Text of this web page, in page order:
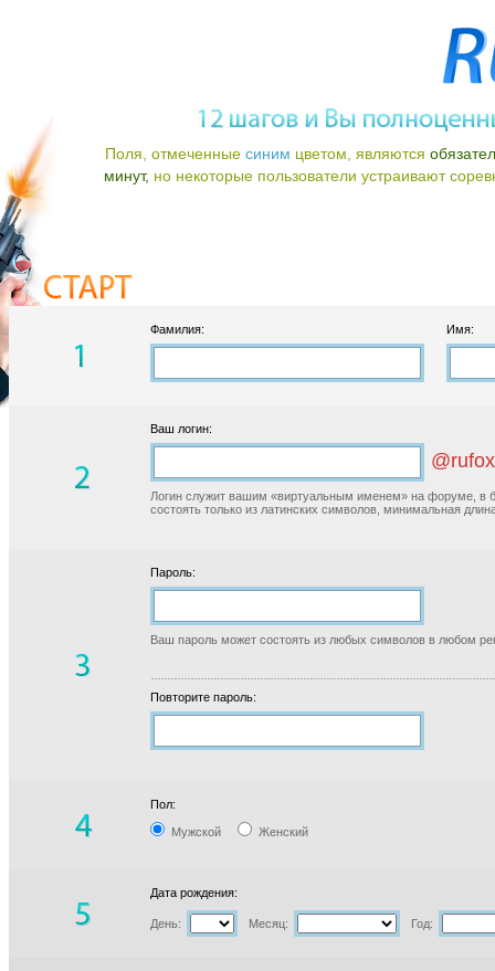
Поля, отмеченные синим цветом, являются
минут, но некоторые пользователи устраивают
Фамилия: Имя:
Ваш логин:
Логин служит вашим «виртуальным именем» на форуме, в
состоять только из латинских символов, минимальная
Пароль:
Ваш пароль может состоять из любых символов в любом
Повторите пароль:
Пол:
Мужской Женский
Дата рождения:
День: Месяц: Год: